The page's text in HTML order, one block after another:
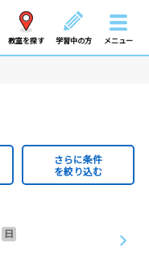
教室を探す 学習中の方 メニュー
さらに条件
を絞り込む
日